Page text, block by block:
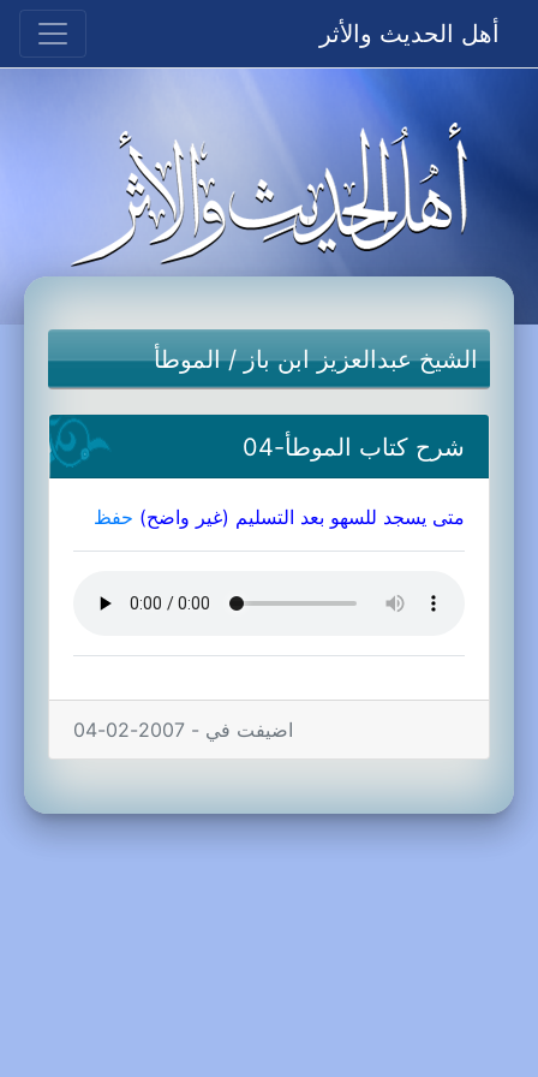
أهل الحديث والأثر
الشيخ عبدالعزيز ابن باز/الموطأ
شرح كتاب الموطأ-04
متى يسجد للسهو بعد التسليم (غير واضح) حفظ
اضيفت في - 2007-02-04